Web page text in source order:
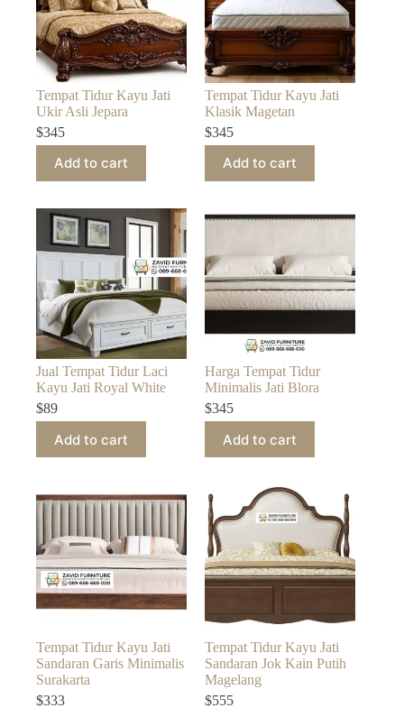
Tempat Tidur Kayu Jati
Ukir Asli Jepara
$345
Add to cart
Tempat Tidur Kayu Jati
Klasik Magetan
$345
Add to cart
Jual Tempat Tidur Laci
Kayu Jati Royal White
$89
Add to cart
Harga Tempat Tidur
Minimalis Jati Blora
$345
Add to cart
Tempat Tidur Kayu Jati
Sandaran Garis Minimalis
Surakarta
$333
Tempat Tidur Kayu Jati
Sandaran Jok Kain Putih
Magelang
$555